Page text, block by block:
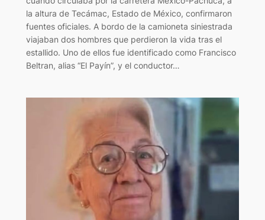
la altura de Tecámac, Estado de México, confirmaron
fuentes oficiales. A bordo de la camioneta siniestrada
viajaban dos hombres que perdieron la vida tras el
estallido. Uno de ellos fue identificado como Francisco
Beltran, alias “El Payín”, y el conductor…